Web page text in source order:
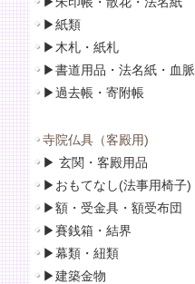
▶紙類
▶ 木札・紙札
▶書道用品・法名紙・血脈
▶過去帳・寄附帳
寺院仏具（客殿用)
▶ 玄関・客殿用品
▶ おもてなし(法事用椅子)
▶額・受金具・額受布団
▶賽銭箱・結界
▶幕類・紐類
▶建築金物